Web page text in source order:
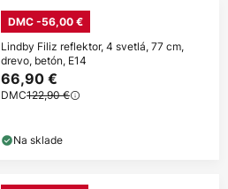
DMC -56,00 €
Lindby Filiz reflektor, 4 svetlá, 77 cm,
drevo, betón, E14
66,90 €
DMC122,90 €
Na sklade